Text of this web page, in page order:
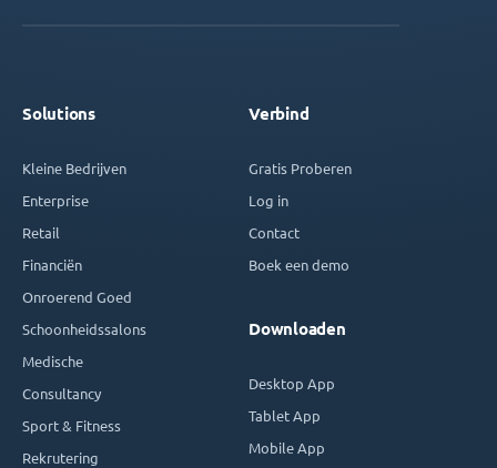
Solutions
Kleine Bedrijven
Enterprise
Retail
Financiën
Onroerend Goed
Schoonheidssalons
Medische
Consultancy
Sport & Fitness
Rekrutering
Verbind
Gratis Proberen
Log in
Contact
Boek een demo
Downloaden
Desktop App
Tablet App
Mobile App